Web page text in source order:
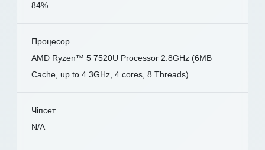
84%
Процесор
AMD Ryzen™ 5 7520U Processor 2.8GHz (6MB
Cache, up to 4.3GHz, 4 cores, 8 Threads)
Чіпсет
N/A